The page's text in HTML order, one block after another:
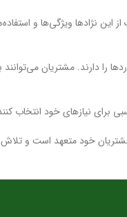
نژادها ویژگی‌ها و
دارند. مشتریان می‌توانند
نیازهای خود انتخاب
مشتریان خود متعهد است و